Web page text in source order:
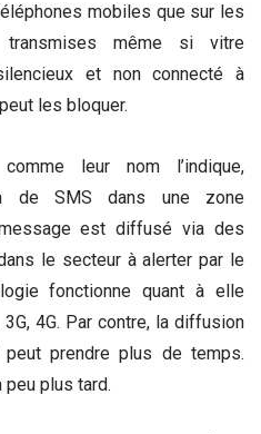
mobiles que sur les
transmises même si vitre
et non connecté à
les bloquer.
comme leur nom l’indique,
de SMS dans une zone
est diffusé via des
le secteur à alerter par le
fonctionne quant à elle
4G. Par contre, la diffusion
prendre plus de temps.
peu plus tard.